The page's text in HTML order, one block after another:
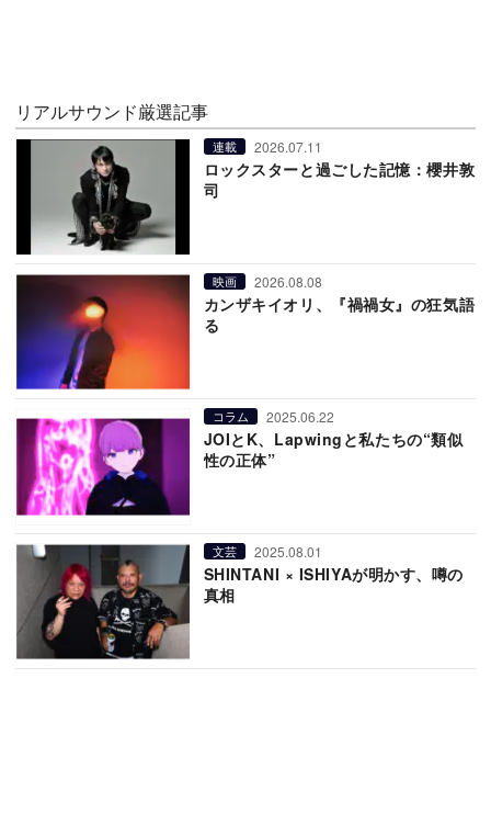
リアルサウンド厳選記事
連載 2026.07.11
ロックスターと過ごした記憶：櫻井敦
司
映画 2026.08.08
カンザキイオリ、『禍禍女』の狂気語
る
コラム 2025.06.22
JOIとK、Lapwingと私たちの“類似
性の正体”
文芸 2025.08.01
SHINTANI × ISHIYAが明かす、噂の
真相